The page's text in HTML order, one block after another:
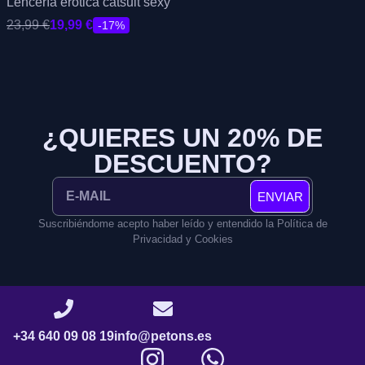
23,99€19,99 € -17%
¿QUIERES UN 20% DE
DESCUENTO?
ENVIAR
Suscribiéndome acepto haber leído y entendido la Política de
Privacidad y Cookies
+34 640 09 08 19info@petons.es